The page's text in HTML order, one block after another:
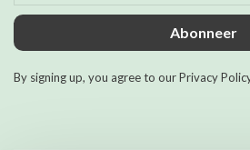
Abonneer
By signing up, you agree to our Privacy